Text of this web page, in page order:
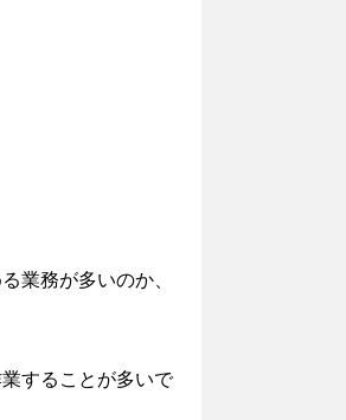
業務が多いのか、
することが多いで